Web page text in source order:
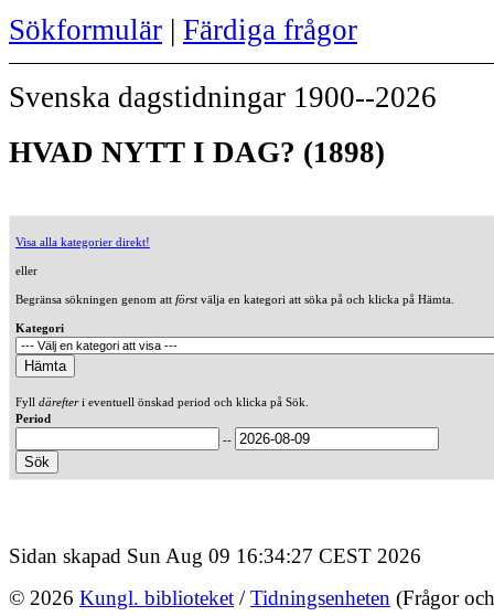
Sökformulär | Färdiga frågor
Svenska dagstidningar 1900--2026
HVAD NYTT I DAG? (1898)
Visa alla kategorier direkt!
eller
Begränsa sökningen genom att förstvälja en kategori att söka på och klicka på Hämta.
Kategori
Fyll därefteri eventuell önskad period och klicka på Sök.
Period
--
Sidan skapad Sun Aug 09 16:34:27 CEST 2026
© 2026 Kungl. biblioteket /Tidningsenheten (Frågor